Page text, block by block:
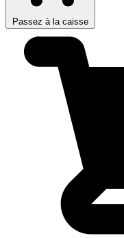
Passez à la caisse